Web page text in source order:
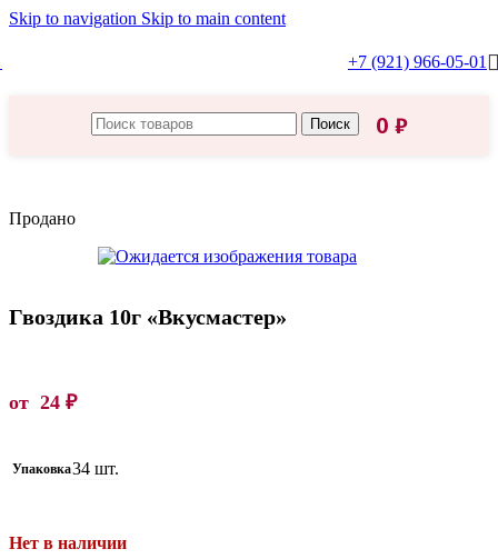
Skip to navigation Skip to main content
+7 (921) 966-05-01
Поиск 0 ₽
Продано
Гвоздика 10г «Вкусмастер»
от 24 ₽
Упаковка34 шт.
Нет в наличии